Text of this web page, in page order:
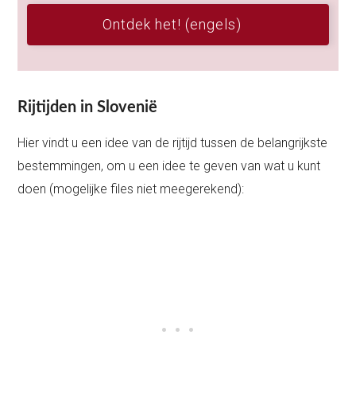
Ontdek het! (engels)
Rijtijden in Slovenië
Hier vindt u een idee van de rijtijd tussen de belangrijkste
bestemmingen, om u een idee te geven van wat u kunt
doen (mogelijke files niet meegerekend):